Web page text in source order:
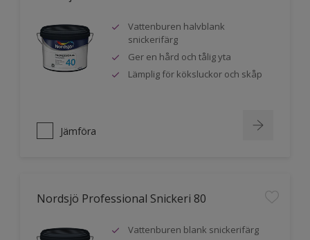
Vattenburen halvblank
snickerifärg
Ger en hård och tålig yta
Lämplig för köksluckor och skåp
Jämföra
Nordsjö Professional Snickeri 80
Vattenburen blank snickerifärg